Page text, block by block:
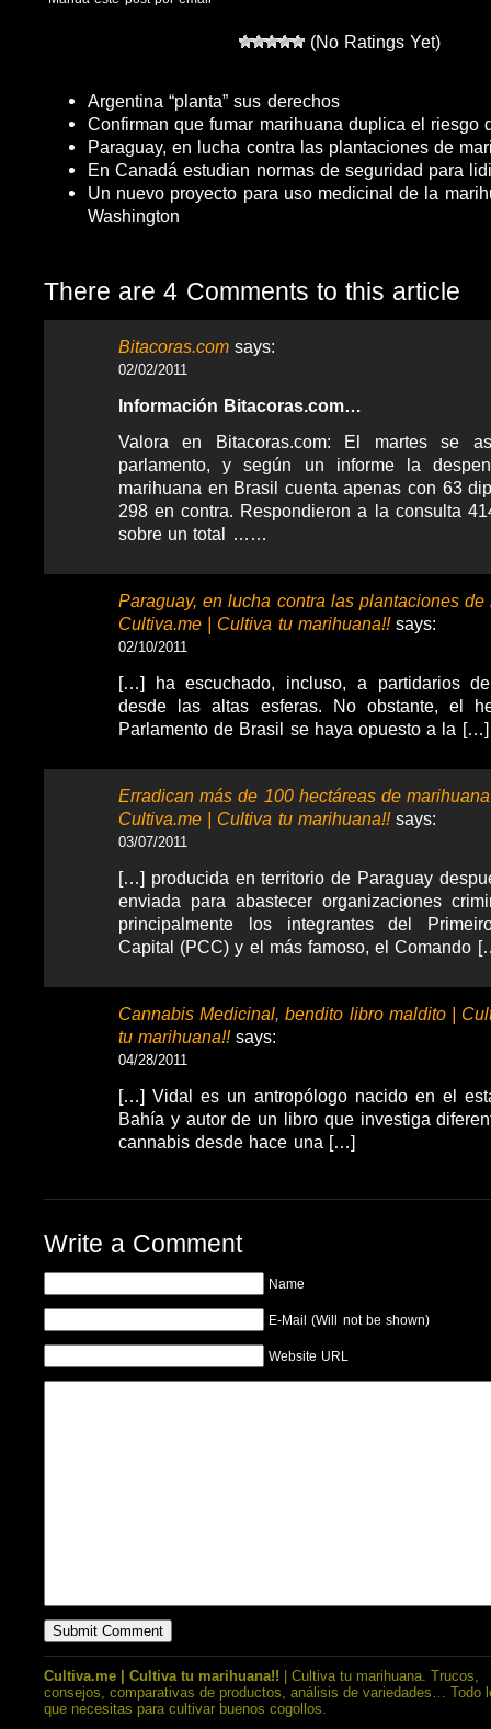
(No Ratings Yet)
Argentina “planta” sus derechos
Confirman que fumar marihuana duplica el riesgo
Paraguay, en lucha contra las plantaciones de
En Canadá estudian normas de seguridad para
Un nuevo proyecto para uso medicinal de la
Washington
There are 4 Comments to this article
Bitacoras.com says:
02/02/2011
Información Bitacoras.com…
Valora en Bitacoras.com: El martes se
parlamento, y según un informe la
marihuana en Brasil cuenta apenas con 63
298 en contra. Respondieron a la consulta
sobre un total ……
Paraguay, en lucha contra las plantaciones de
Cultiva.me | Cultiva tu marihuana!!says:
02/10/2011
[…] ha escuchado, incluso, a partidarios
desde las altas esferas. No obstante, el
Parlamento de Brasil se haya opuesto a la […]
Erradican más de 100 hectáreas de
Cultiva.me | Cultiva tu marihuana!!says:
03/07/2011
[…] producida en territorio de Paraguay
enviada para abastecer organizaciones
principalmente los integrantes del
Capital (PCC) y el más famoso, el Comando
Cannabis Medicinal, bendito libro maldito |
tu marihuana!!says:
04/28/2011
[…] Vidal es un antropólogo nacido en el
Bahía y autor de un libro que investiga
cannabis desde hace una […]
Write a Comment
Name
E-Mail (Will not be shown)
Website URL
Cultiva.me | Cultiva tu marihuana!! | Cultiva tu marihuana. Trucos,
consejos, comparativas de productos, análisis de variedades… Todo
que necesitas para cultivar buenos cogollos.